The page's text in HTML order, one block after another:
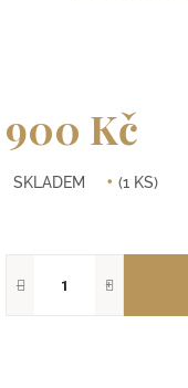
900 Kč
cena:
SKLADEM (1 KS)
+
−